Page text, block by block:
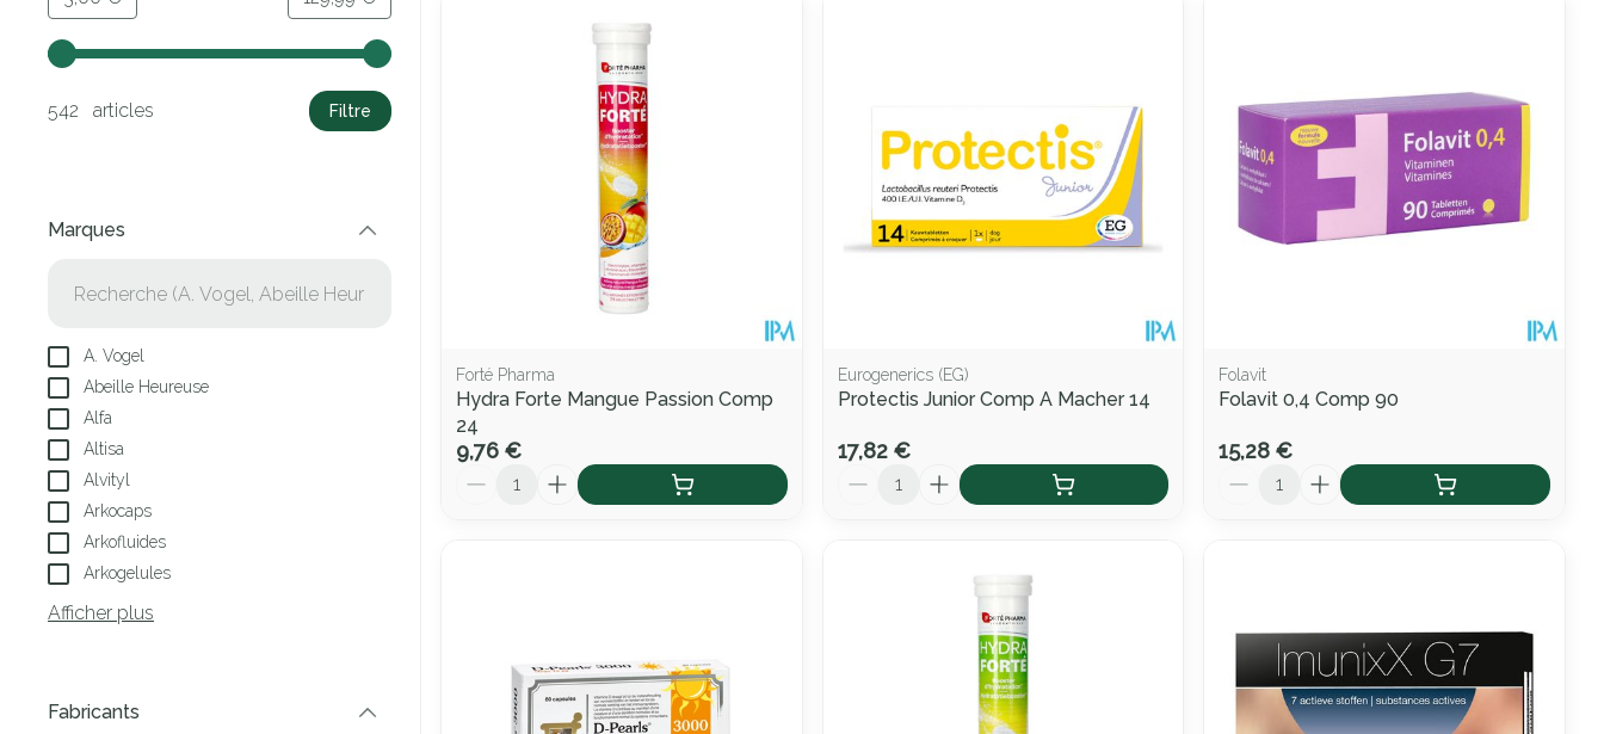
Utilisez les touches fléchées gauche et droite pour ajuster les valeurs minimales et maximales du prix.
542 articles Filtre
Marques
A. Vogel
Abeille Heureuse
Alfa
Altisa
Alvityl
Arkocaps
Arkofluides
Arkogelules
Afficher plus
Fabricants
Forté Pharma
Hydra Forte Mangue Passion Comp
24
9,76 €
Quantité
Eurogenerics (EG)
Protectis Junior Comp A Macher 14
17,82 €
Quantité
Folavit
Folavit 0,4 Comp 90
15,28 €
Quantité